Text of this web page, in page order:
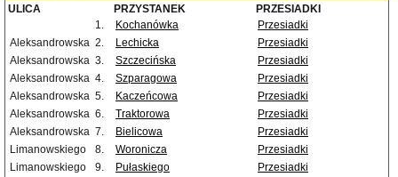
ULICA PRZYSTANEK
PRZESIADKI
1.
Kochanówka
Przesiadki
Aleksandrowska 2. Lechicka
Przesiadki
Aleksandrowska 3. Szczecińska
Przesiadki
Aleksandrowska 4. Szparagowa
Przesiadki
Aleksandrowska 5. Kaczeńcowa
Przesiadki
Aleksandrowska 6. Traktorowa
Przesiadki
Aleksandrowska 7. Bielicowa
Przesiadki
Limanowskiego
8. Woronicza
Przesiadki
Limanowskiego
9. Pułaskiego
Przesiadki